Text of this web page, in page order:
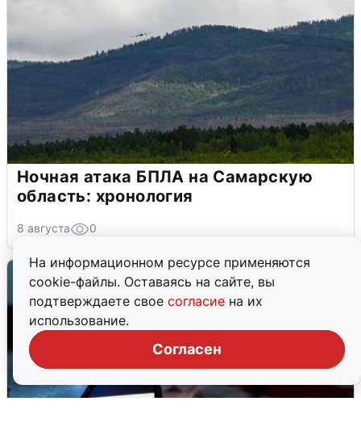
На информационном ресурсе применяются
cookie-файлы. Оставаясь на сайте, вы
подтверждаете свое согласие на их
использование.
Согласен
Ночная атака БПЛА на Самарскую
область: хронология
8 августа 0